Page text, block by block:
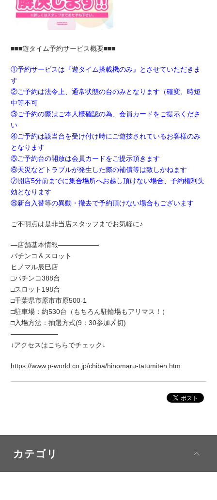
■■■遊タイム予約サービス概要■■■
①予約サービスは『遊タイム搭載機のみ』とさせていただきま
す
②ご予約は法令上、通常状態の台のみとなります（確変、時短
中等不可
③ご予約の際はご本人様確認の為、会員カードをご提示くださ
い
④ご予約は該当台を受け付け時にご遊技されているお客様のみ
となります
⑤ご予約台の開放は会員カードをご提示頂きます
⑥天災などトラブルが発生した際の補償等は致しかねます
⑦開店5分前までに集合場所へお越し頂けない場合、予約権利失
効となります
⑧新台入替等の異動・撤去で予約頂けない場合もございます
ご不明点は是非当店スタッフまでお気軽に♪
―店舗基本情報――――――
パチンコ＆スロット
ヒノマル辰巳店
□パチンコ388台
□スロット198台
□千葉県市原市市原500-1
□駐車場：約530台（もちろん駐輪場もアリマス！）
□入場方法：抽選方式(9：30参加〆切)
―――――――
↓アクセスはこちらでチェック↓
https://www.p-world.co.jp/chiba/hinomaru-tatumiten.htm
カテゴリ